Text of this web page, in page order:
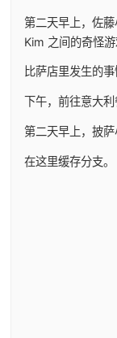
第二天早上，佐
Kim 之间的奇怪
比萨店里发生的
下午，前往意大
第二天早上，披
在这里缓存分支。